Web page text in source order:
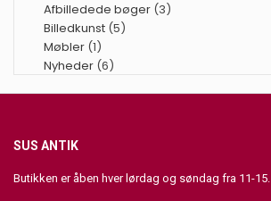
Afbilledede bøger (3)
Billedkunst (5)
Møbler (1)
Nyheder (6)
SUS ANTIK
Butikken er åben hver lørdag og søndag fra 11-15.